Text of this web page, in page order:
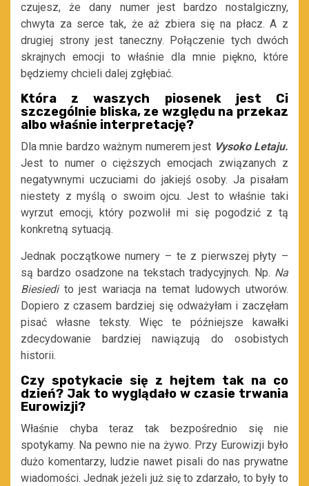
czujesz, że dany numer jest bardzo nostalgiczny,
chwyta za serce tak, że aż zbiera się na płacz. A z
drugiej strony jest taneczny. Połączenie tych dwóch
skrajnych emocji to właśnie dla mnie piękno, które
będziemy chcieli dalej zgłębiać.
Która z waszych piosenek jest Ci
szczególnie bliska, ze względu na przekaz
albo właśnie interpretację?
Dla mnie bardzo ważnym numerem jest Vysoko Letaju.
Jest to numer o cięższych emocjach związanych z
negatywnymi uczuciami do jakiejś osoby. Ja pisałam
niestety z myślą o swoim ojcu. Jest to właśnie taki
wyrzut emocji, który pozwolił mi się pogodzić z tą
konkretną sytuacją.
Jednak początkowe numery – te z pierwszej płyty –
są bardzo osadzone na tekstach tradycyjnych. Np. Na
Biesiedito jest wariacja na temat ludowych utworów.
Dopiero z czasem bardziej się odważyłam i zaczęłam
pisać własne teksty. Więc te późniejsze kawałki
zdecydowanie bardziej nawiązują do osobistych
historii.
Czy spotykacie się z hejtem tak na co
dzień? Jak to wyglądało w czasie trwania
Eurowizji?
Właśnie chyba teraz tak bezpośrednio się nie
spotykamy. Na pewno nie na żywo. Przy Eurowizji było
dużo komentarzy, ludzie nawet pisali do nas prywatne
wiadomości. Jednak jeżeli już się to zdarzało, to były to